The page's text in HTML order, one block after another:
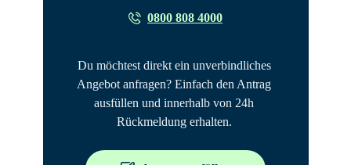
0800 808 4000
Du möchtest direkt ein unverbindliches
Angebot anfragen? Einfach den Antrag
ausfüllen und innerhalb von 24h
Rückmeldung erhalten.